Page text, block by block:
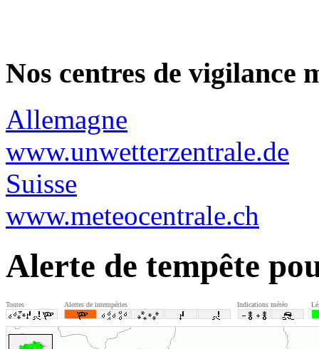
Nos centres de vigilance
Allemagne
www.unwetterzentrale.de
Suisse
www.meteocentrale.ch
Alerte de tempête
Toutes Alertes de intempéries Indications météo